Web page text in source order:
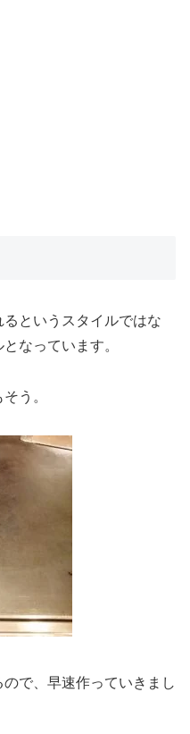
というスタイルではな
なっています。
う。
で、早速作っていきまし